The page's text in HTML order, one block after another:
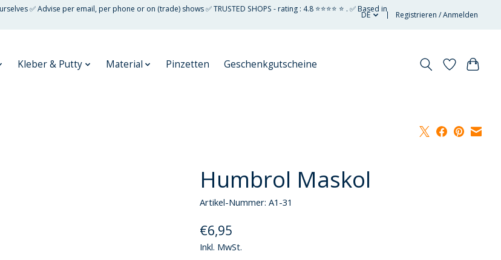
✅ Advise per email, per phone or on (trade) shows ✅ TRUSTED SHOPS - rating : 4.8 ⭐⭐⭐⭐ ⭐ . ✅ Based in
DE Registrieren / Anmelden
Kleber & Putty Material Pinzetten Geschenkgutscheine
Humbrol Maskol
Artikel-Nummer: A1-31
€6,95
Inkl. MwSt.